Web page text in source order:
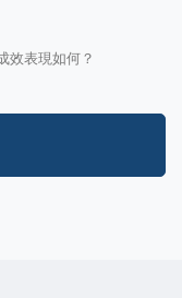
效表現如何？